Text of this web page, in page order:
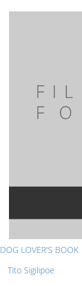
DOG LOVER'S BOOK
Tito Sigilipoe